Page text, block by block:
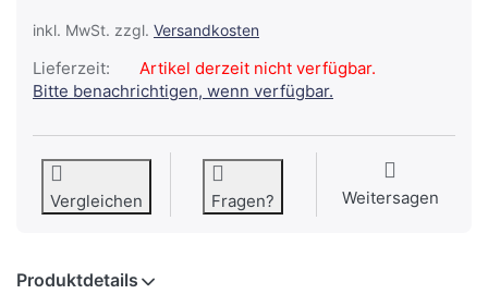
inkl. MwSt. zzgl. Versandkosten
Lieferzeit:
Artikel derzeit nicht verfügbar.
Bitte benachrichtigen, wenn verfügbar.
Vergleichen Fragen? Weitersagen
Produktdetails